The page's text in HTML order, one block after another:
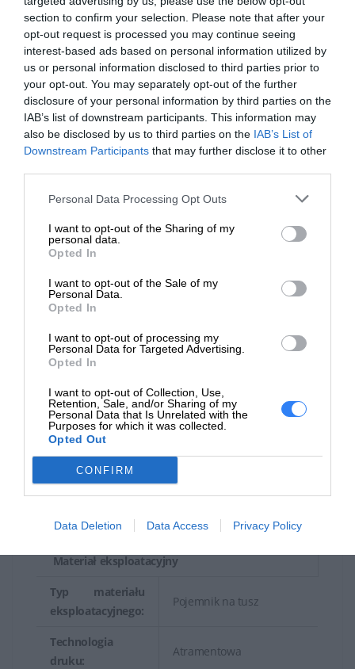
section to confirm your selection. Please note that after your
opt-out request is processed you may continue seeing
interest-based ads based on personal information utilized by
us or personal information disclosed to third parties prior to
your opt-out. You may separately opt-out of the further
disclosure of your personal information by third parties on the
IAB’s list of downstream participants. This information may
also be disclosed by us to third parties on the IAB’s List of
Downstream Participants that may further disclose it to other
Personal Data Processing Opt Outs
I want to opt-out of the Sharing of my
personal data.
Opted In
I want to opt-out of the Sale of my
Personal Data.
Opted In
I want to opt-out of processing my
Personal Data for Targeted Advertising.
Opted In
I want to opt-out of Collection, Use,
Retention, Sale, and/or Sharing of my
Personal Data that Is Unrelated with the
Purposes for which it was collected.
Opted Out
CONFIRM
Data Deletion Data Access Privacy Policy
Opis:
Yield - magenta -
oryginalny - PageWide -
pojemnik na tusz - dla
PageWide Enterprise
Color MFP 586; PageWide
Managed Color E55650
EAN: 0889296095262
Gwarancja
producenta:
Ogólne
Wymiary
głębokość x
wysokość) /
Waga:
250 g
Szerokość
Głębokość
transportowa:
3.5 cm
Wysokość
transportowa:
transportowa:
270 g
Materiał eksploatacyjny
Typ materiału
eksploatacyjnego:
Pojemnik na tusz
Technologia
druku:
Atramentowa